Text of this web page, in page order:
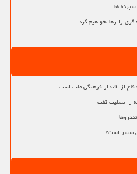
ها
گری را رها نخواهیم کرد
از اقتدار فرهنگی ملت است
را تسلیت گفت
میسر است؟